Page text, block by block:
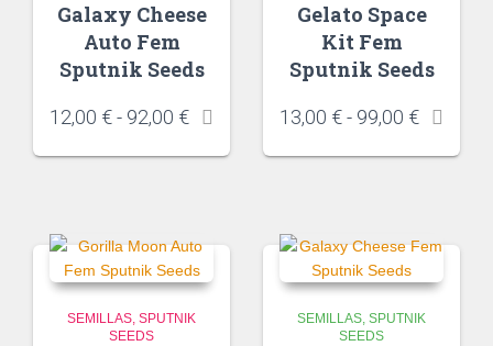
Galaxy Cheese
Auto Fem
Sputnik Seeds
12,00 €- 92,00 €
Gelato Space
Kit Fem
Sputnik Seeds
13,00 €- 99,00 €
SEMILLAS SPUTNIK
SEEDS
SEMILLAS SPUTNIK
SEEDS